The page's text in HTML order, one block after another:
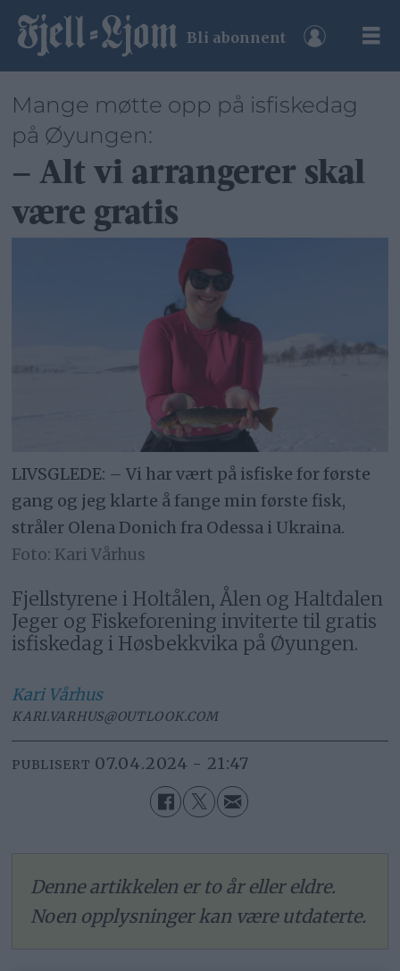
Bli abonnent
Mange møtte opp på isfiskedag
på Øyungen:
– Alt vi arrangerer skal
være gratis
LIVSGLEDE: – Vi har vært på isfiske for første
gang og jeg klarte å fange min første fisk,
stråler Olena Donich fra Odessa i Ukraina.
Kari Vårhus
Fjellstyrene i Holtålen, Ålen og Haltdalen
Jeger og Fiskeforening inviterte til gratis
isfiskedag i Høsbekkvika på Øyungen.
Kari Vårhus
KARI.VARHUS@OUTLOOK.COM
PUBLISERT 07.04.2024 - 21:47
Denne artikkelen er to år eller eldre.
Noen opplysninger kan være utdaterte.